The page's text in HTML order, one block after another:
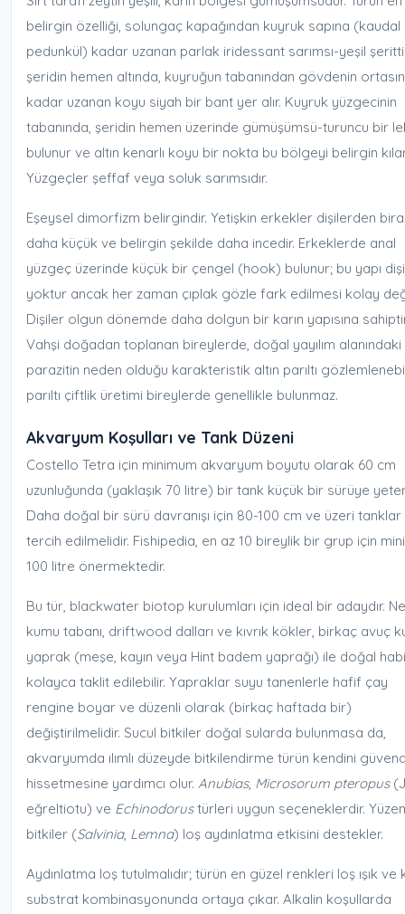
belirgin özelliği, solungaç kapağından kuyruk sapına (kaudal
pedunkül) kadar uzanan parlak iridessant sarımsı-yeşil
şeridin hemen altında, kuyruğun tabanından gövdenin
kadar uzanan koyu siyah bir bant yer alır. Kuyruk yüzgecinin
tabanında, şeridin hemen üzerinde gümüşümsü-turuncu bir
bulunur ve altın kenarlı koyu bir nokta bu bölgeyi belirgin
Yüzgeçler şeffaf veya soluk sarımsıdır.
Eşeysel dimorfizm belirgindir. Yetişkin erkekler dişilerden
daha küçük ve belirgin şekilde daha incedir. Erkeklerde anal
yüzgeç üzerinde küçük bir çengel (hook) bulunur; bu yapı
yoktur ancak her zaman çıplak gözle fark edilmesi kolay
Dişiler olgun dönemde daha dolgun bir karın yapısına
Vahşi doğadan toplanan bireylerde, doğal yayılım
parazitin neden olduğu karakteristik altın parıltı
parıltı çiftlik üretimi bireylerde genellikle bulunmaz.
Akvaryum Koşulları ve Tank Düzeni
Costello Tetra için minimum akvaryum boyutu olarak 60 cm
uzunluğunda (yaklaşık 70 litre) bir tank küçük bir sürüye
Daha doğal bir sürü davranışı için 80-100 cm ve üzeri tanklar
tercih edilmelidir. Fishipedia, en az 10 bireylik bir grup için
100 litre önermektedir.
Bu tür, blackwater biotop kurulumları için ideal bir adaydır.
kumu tabanı, driftwood dalları ve kıvrık kökler, birkaç avuç
yaprak (meşe, kayın veya Hint badem yaprağı) ile doğal
kolayca taklit edilebilir. Yapraklar suyu tanenlerle hafif çay
rengine boyar ve düzenli olarak (birkaç haftada bir)
değiştirilmelidir. Sucul bitkiler doğal sularda bulunmasa da,
akvaryumda ılımlı düzeyde bitkilendirme türün kendini
hissetmesine yardımcı olur. Anubias, Microsorum pteropus
eğreltiotu) ve Echinodorustürleri uygun seçeneklerdir. Yüzen
bitkiler (Salvinia, Lemna) loş aydınlatma etkisini destekler.
Aydınlatma loş tutulmalıdır; türün en güzel renkleri loş ışık ve
substrat kombinasyonunda ortaya çıkar. Alkalin koşullarda